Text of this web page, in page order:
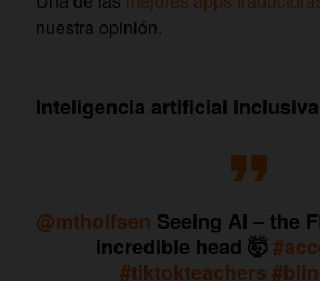
nuestra opinión.
Inteligencia artificial
@mtholfsen Seeing AI – the
incredible head 🤯
#tiktokteachers